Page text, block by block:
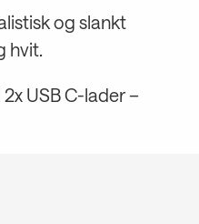
og slankt
hvit.
USB C-lader –